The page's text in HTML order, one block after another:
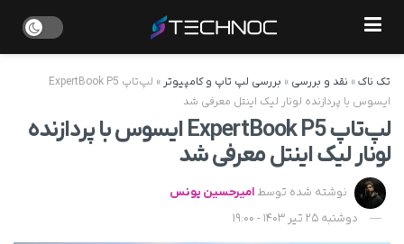
تک ناک» نقد و بررسی » بررسی لپ تاپ و کامپیوتر »
لپ‌تاپ ExpertBook P5
ایسوس با پردازنده لونار لیک اینتل معرفی شد
لپ‌تاپ ExpertBook P5 ایسوس با پردازنده
لونار لیک اینتل معرفی شد
نوشته شده توسط امیرحسین یونس
دوشنبه 25 تیر 1403 - 19:00